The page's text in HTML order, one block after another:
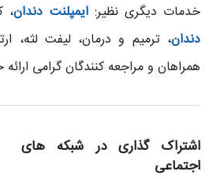
خدمات دیگری نظیر:ایمپلنت دندان،
دندان، ترمیم و درمان، لیفت لثه،
همراهان و مراجعه کنندگان گرامی
اشتراک گذاری در شبکه های
اجتماعی